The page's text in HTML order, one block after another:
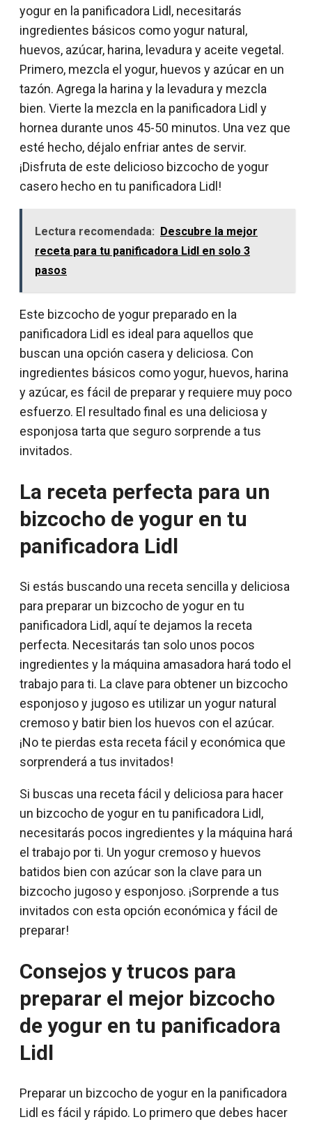
yogur en la panificadora Lidl, necesitarás
ingredientes básicos como yogur natural,
huevos, azúcar, harina, levadura y aceite vegetal.
Primero, mezcla el yogur, huevos y azúcar en un
tazón. Agrega la harina y la levadura y mezcla
bien. Vierte la mezcla en la panificadora Lidl y
hornea durante unos 45-50 minutos. Una vez que
esté hecho, déjalo enfriar antes de servir.
¡Disfruta de este delicioso bizcocho de yogur
casero hecho en tu panificadora Lidl!
Lectura recomendada:
Descubre la mejor
receta para tu panificadora Lidl en solo 3
pasos
Este bizcocho de yogur preparado en la
panificadora Lidl es ideal para aquellos que
buscan una opción casera y deliciosa. Con
ingredientes básicos como yogur, huevos, harina
y azúcar, es fácil de preparar y requiere muy poco
esfuerzo. El resultado final es una deliciosa y
esponjosa tarta que seguro sorprende a tus
invitados.
La receta perfecta para un
bizcocho de yogur en tu
panificadora Lidl
Si estás buscando una receta sencilla y deliciosa
para preparar un bizcocho de yogur en tu
panificadora Lidl, aquí te dejamos la receta
perfecta. Necesitarás tan solo unos pocos
ingredientes y la máquina amasadora hará todo el
trabajo para ti. La clave para obtener un bizcocho
esponjoso y jugoso es utilizar un yogur natural
cremoso y batir bien los huevos con el azúcar.
¡No te pierdas esta receta fácil y económica que
sorprenderá a tus invitados!
Si buscas una receta fácil y deliciosa para hacer
un bizcocho de yogur en tu panificadora Lidl,
necesitarás pocos ingredientes y la máquina hará
el trabajo por ti. Un yogur cremoso y huevos
batidos bien con azúcar son la clave para un
bizcocho jugoso y esponjoso. ¡Sorprende a tus
invitados con esta opción económica y fácil de
preparar!
Consejos y trucos para
preparar el mejor bizcocho
de yogur en tu panificadora
Lidl
Preparar un bizcocho de yogur en la panificadora
Lidl es fácil y rápido. Lo primero que debes hacer